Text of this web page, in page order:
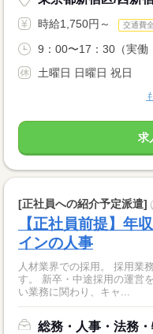
時給1,750円～ 交通費
9：00〜17：30（実働
土曜日 日曜日 祝日
求
[正社員への紹介予定派遣]
【正社員前提】年
インの人事
人材業界での採用。 採用業
す。 新卒・中途採用の運営
い業務に関わり、キャ...
総務・人事・法務